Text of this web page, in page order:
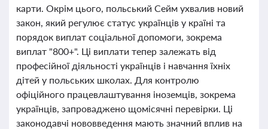
карти. Окрім цього, польський Сейм ухвалив новий
закон, який регулює статус українців у країні та
порядок виплат соціальної допомоги, зокрема
виплат "800+". Ці виплати тепер залежать від
професійної діяльності українців і навчання їхніх
дітей у польських школах. Для контролю
офіційного працевлаштування іноземців, зокрема
українців, запроваджено щомісячні перевірки. Ці
законодавчі нововведення мають значний вплив на